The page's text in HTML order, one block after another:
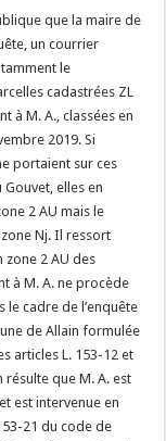
que la maire de
un courrier
le
cadastrées ZL
à M. A., classées en
2019. Si
portaient sur ces
elles en
2 AU mais le
Nj. Il ressort
zone 2 AU des
à M. A. ne procède
cadre de l’enquête
de Allain formulée
articles L. 153-12 et
résulte que M. A. est
est intervenue en
21 du code de